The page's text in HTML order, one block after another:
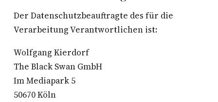
Der Datenschutzbeauftragte des für die
Verarbeitung Verantwortlichen ist:
Wolfgang Kierdorf
The Black Swan GmbH
Im Mediapark 5
50670 Köln